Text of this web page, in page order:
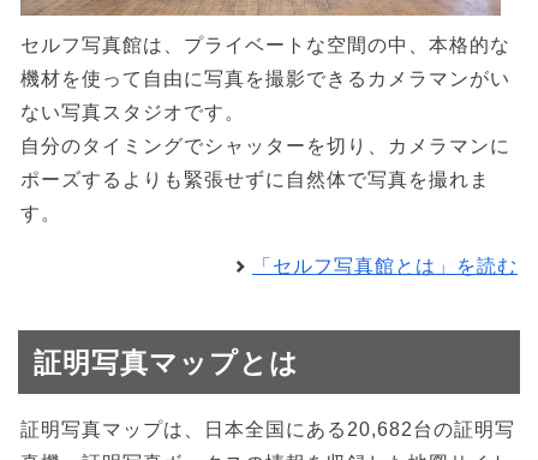
セルフ写真館は、プライベートな空間の中、本格的な
機材を使って自由に写真を撮影できるカメラマンがい
ない写真スタジオです。
自分のタイミングでシャッターを切り、カメラマンに
ポーズするよりも緊張せずに自然体で写真を撮れま
す。
「セルフ写真館とは」を読む
証明写真マップとは
証明写真マップは、日本全国にある20,682台の証明写